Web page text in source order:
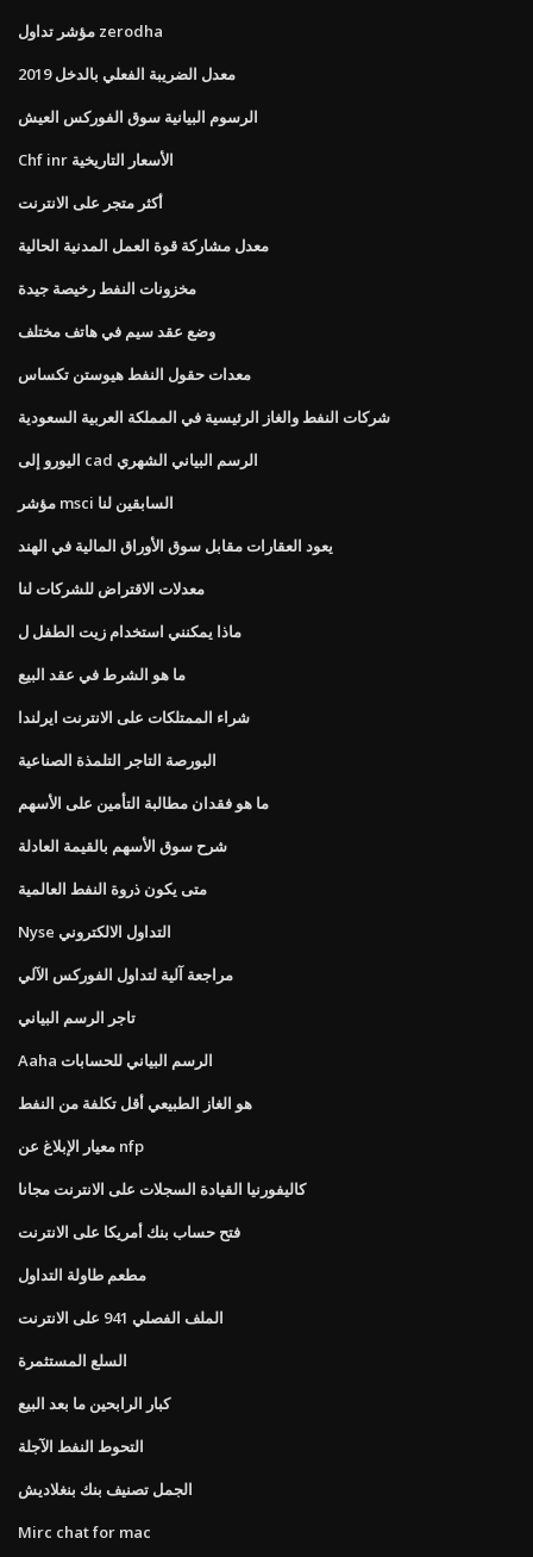
مؤشر تداول zerodha
معدل الضريبة الفعلي بالدخل 2019
الرسوم البيانية سوق الفوركس العيش
Chf inr الأسعار التاريخية
أكثر متجر على الانترنت
معدل مشاركة قوة العمل المدنية الحالية
مخزونات النفط رخيصة جيدة
وضع عقد سيم في هاتف مختلف
معدات حقول النفط هيوستن تكساس
شركات النفط والغاز الرئيسية في المملكة العربية السعودية
اليورو إلى cad الرسم البياني الشهري
مؤشر msci السابقين لنا
يعود العقارات مقابل سوق الأوراق المالية في الهند
معدلات الاقتراض للشركات لنا
ماذا يمكنني استخدام زيت الطفل ل
ما هو الشرط في عقد البيع
شراء الممتلكات على الانترنت ايرلندا
البورصة التاجر التلمذة الصناعية
ما هو فقدان مطالبة التأمين على الأسهم
شرح سوق الأسهم بالقيمة العادلة
متى يكون ذروة النفط العالمية
Nyse التداول الالكتروني
مراجعة آلية لتداول الفوركس الآلي
تاجر الرسم البياني
Aaha الرسم البياني للحسابات
هو الغاز الطبيعي أقل تكلفة من النفط
معيار الإبلاغ عن nfp
كاليفورنيا القيادة السجلات على الانترنت مجانا
فتح حساب بنك أمريكا على الانترنت
مطعم طاولة التداول
الملف الفصلي 941 على الانترنت
السلع المستثمرة
كبار الرابحين ما بعد البيع
التحوط النفط الآجلة
الجمل تصنيف بنك بنغلاديش
Mirc chat for mac